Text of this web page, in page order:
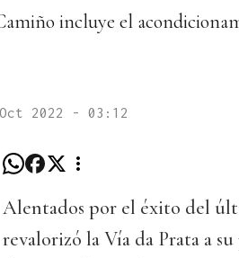
incluye el
2022 - 03:12
Alentados por el éxito del
revalorizó la Vía da Prata a